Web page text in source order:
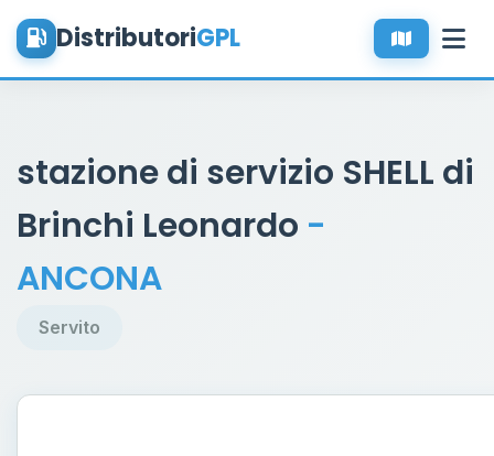
DistributoriGPL
stazione di servizio SHELL di
Brinchi Leonardo -
ANCONA
Servito